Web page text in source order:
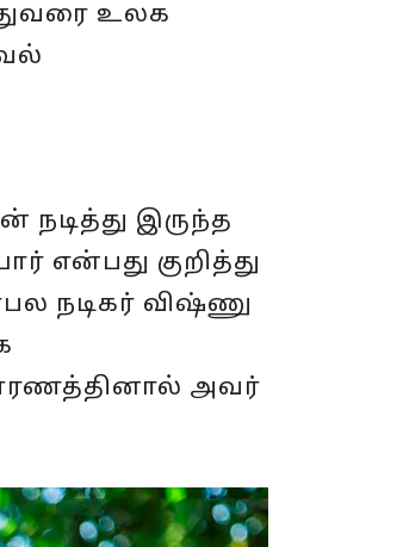
உலக
நடித்து இருந்த
என்பது குறித்து
நடிகர் விஷ்ணு
அவர்